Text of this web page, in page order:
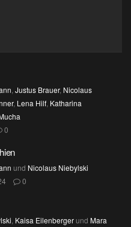
, Justus Brauer, Nicolaus
, Lena Hilf, Katharina
0
und Nicolaus Niebylski
0
, Kaisa Eilenbergerund Mara